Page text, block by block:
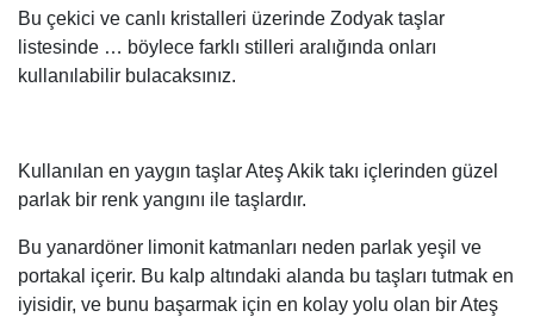
Bu çekici ve canlı kristalleri üzerinde Zodyak taşlar
listesinde … böylece farklı stilleri aralığında onları
kullanılabilir bulacaksınız.
Kullanılan en yaygın taşlar Ateş Akik takı içlerinden güzel
parlak bir renk yangını ile taşlardır.
Bu yanardöner limonit katmanları neden parlak yeşil ve
portakal içerir. Bu kalp altındaki alanda bu taşları tutmak en
iyisidir, ve bunu başarmak için en kolay yolu olan bir Ateş